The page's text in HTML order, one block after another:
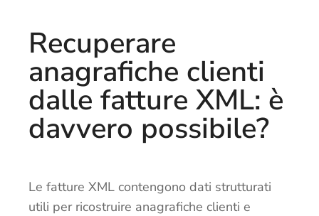
Recuperare
anagrafiche clienti
dalle fatture XML: è
davvero possibile?
Le fatture XML contengono dati strutturati
utili per ricostruire anagrafiche clienti e